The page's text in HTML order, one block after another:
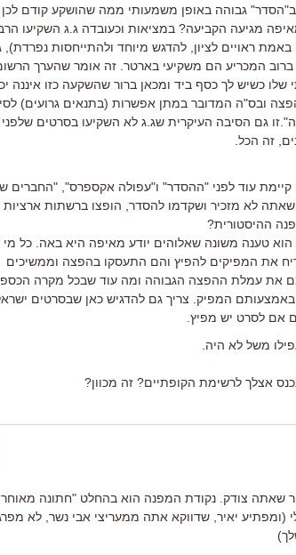
גבוהה באופן משמעותי ממה שהושקע קודם לכן
מגיעה הקביעה? במציאות וכעובדה ג.ג השקיעו
ראויים לציון, להדגש מיוחד ולהתייחסות נפרדת),
המכריע הם משקיעי בארטר. זה אומר שהערך
כשיש לך כסף ביד ומכאן ברור שהשקעה כזו איננה
ובס"ה המדובר במתן אפשרות (בתנאים גרועים)
גם הסיבה העיקרית שג.ג לא השקיעו בסרטים שלפני
זה הכל.
עוד לפני "ההסדר" ו"עפולה אקספרס", "החברים
שאתה לא מזכיר ושקדמו להסדר, הופצו ברשתות ארציות
ההיסטורית?
טענה משונה שאלוהים יודע מאיפה היא באה. כל
את המפיקים להפיץ והם התעסקו בהפצה וממשיכים
את עמלת ההפצה הגבוהה ומה עוד שבכל מקרה
המפיק. צריך גם להדגיש כאן שבסרטים
אם לסרט יש מפיץ.
שאתה צודק. נקודת המפנה הוא בהחלט "חתונה
(ומפתיע יאיר, שדווקא אתה ממעריצי אבי נשר, לא